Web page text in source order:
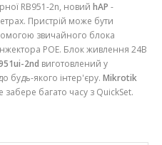
RB951-2n, новий hAP -
Пристрій може бути
звичайного блока
POE. Блок живлення 24В
2nd виготовлений у
будь-якого інтер'єру. Mikrotik
забере багато часу з QuickSet.